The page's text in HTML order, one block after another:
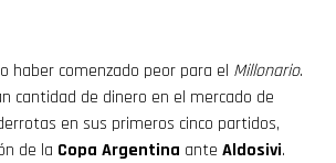
haber comenzado peor para el Millonario.
cantidad de dinero en el mercado de
en sus primeros cinco partidos,
de la Copa Argentina ante Aldosivi.